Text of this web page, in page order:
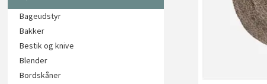
Bageudstyr
Bakker
Bestik og knive
Blender
Bordskåner